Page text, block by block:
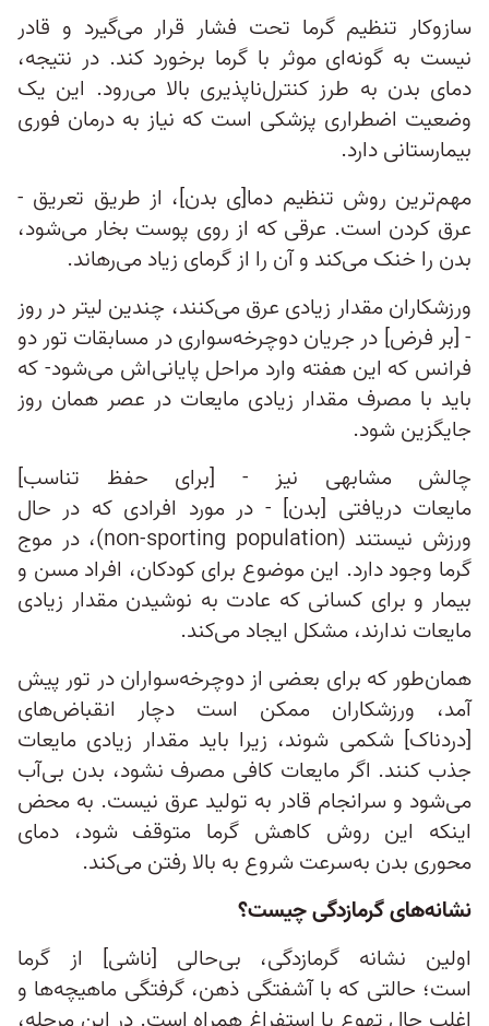
سازوکار تنظیم گرما تحت فشار قرار می‌گیرد و قادر
نیست به‌ گونه‌ای موثر با گرما برخورد کند. در نتیجه،
دمای بدن به طرز کنترل‌ناپذیری بالا می‌رود. این یک
وضعیت اضطراری پزشکی است که نیاز به درمان فوری
بیمارستانی دارد.
مهم‌ترین روش تنظیم دما[ی بدن]، از طریق تعریق -
عرق کردن است. عرقی که از روی پوست بخار می‌شود،
بدن را خنک می‌کند و آن را از گرمای زیاد می‌رهاند.
ورزشکاران مقدار زیادی عرق می‌کنند، چندین لیتر در روز
- [بر فرض] در جریان دوچرخه‌سواری در مسابقات تور دو
فرانس که این هفته وارد مراحل پایانی‌اش می‌شود- که
باید با مصرف مقدار زیادی مایعات در عصر همان روز
جایگزین شود.
چالش مشابهی نیز - [برای حفظ تناسب]
مایعات دریافتی [بدن] - در مورد افرادی که در حال
ورزش نیستند (non-sporting population)، در موج
گرما وجود دارد. این موضوع برای کودکان، افراد مسن و
بیمار و برای کسانی که عادت به نوشیدن مقدار زیادی
مایعات ندارند، مشکل ایجاد می‌کند.
همان‌طور که برای بعضی از دوچرخه‌سواران در تور پیش
آمد، ورزشکاران ممکن است دچار انقباض‌های
[دردناک] شکمی شوند، زیرا باید مقدار زیادی مایعات
جذب کنند. اگر مایعات کافی مصرف نشود، بدن بی‌آب
می‌شود و سرانجام قادر به تولید عرق نیست. به محض
اینکه این روش کاهش گرما متوقف شود، دمای
محوری بدن به‌سرعت شروع به بالا رفتن می‌کند.
نشانه‌های گرمازدگی چیست؟
اولین نشانه گرمازدگی، بی‌حالی [ناشی] از گرما
است؛ حالتی که با آشفتگی ذهن، گرفتگی ماهیچه‌ها و